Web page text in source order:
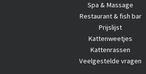
Spa & Massage
Restaurant & fish bar
Prijslijst
Kattenweetjes
Kattenrassen
Veelgestelde vragen